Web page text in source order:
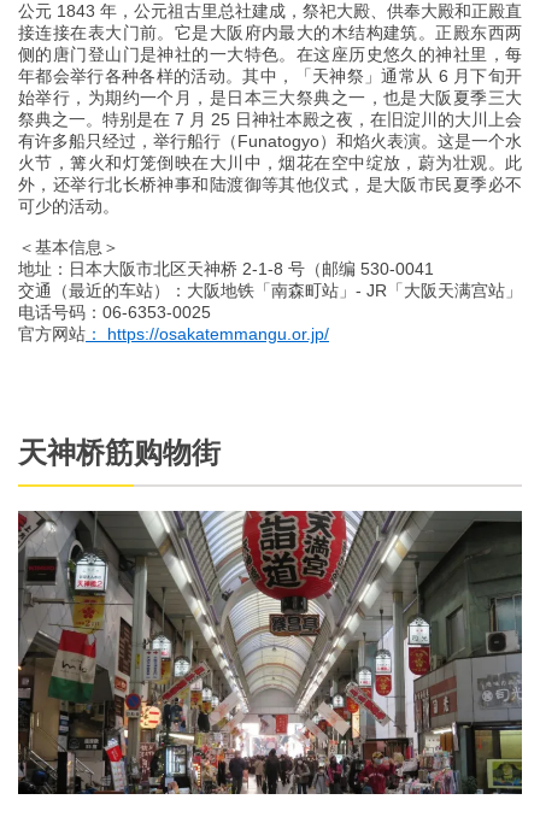
公元 1843 年，公元祖古里总社建成，祭祀大殿、供奉大殿和正殿直
接连接在表大门前。它是大阪府内最大的木结构建筑。正殿东西两
侧的唐门登山门是神社的一大特色。在这座历史悠久的神社里，每
年都会举行各种各样的活动。其中，「天神祭」通常从 6 月下旬开
始举行，为期约一个月，是日本三大祭典之一，也是大阪夏季三大
祭典之一。特别是在 7 月 25 日神社本殿之夜，在旧淀川的大川上会
有许多船只经过，举行船行（Funatogyo）和焰火表演。这是一个水
火节，篝火和灯笼倒映在大川中，烟花在空中绽放，蔚为壮观。此
外，还举行北长桥神事和陆渡御等其他仪式，是大阪市民夏季必不
可少的活动。
＜基本信息＞
地址：日本大阪市北区天神桥 2-1-8 号（邮编 530-0041
交通（最近的车站）：大阪地铁「南森町站」- JR「大阪天满宫站」
电话号码：06-6353-0025
官方网站 ： https://osakatemmangu.or.jp/
天神桥筋购物街